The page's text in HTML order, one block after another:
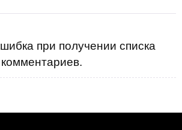
при получении списка
комментариев.